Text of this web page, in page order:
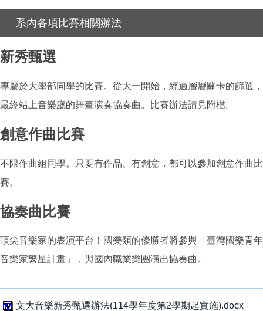
系內各項比賽相關辦法
新秀甄選
專屬於大學部同學的比賽。從大一開始，經過層層關卡的篩選，
最終站上音樂廳的舞臺演奏協奏曲。比賽辦法請見附檔。
創意作曲比賽
不限作曲組同學。只要有作品、有創意，都可以參加創意作曲比
賽。
協奏曲比賽
頂尖音樂家的表演平台！國樂類的優勝者將參與「臺灣國樂青年
音樂家繁星計畫」，與國內職業樂團演出協奏曲。
文大音樂新秀甄選辦法(114學年度第2學期起實施).docx